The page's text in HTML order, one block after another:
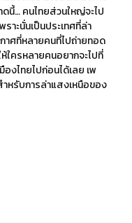
ดนี้… คนไทยส่วนใหญ่จะไป
าะนั่นเป็นประเทศที่ล่า
าศที่หลายคนที่ไปถ่ายทอด
ใครหลายคนอยากจะไปที่
งไทยไปก่อนได้เลย เพ
ำหรับการล่าแสงเหนือของ